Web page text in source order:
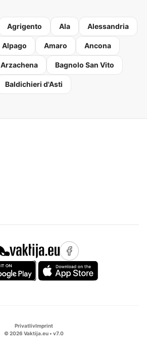
Agrigento Ala Alessandria
Alpago Amaro Ancona
Arzachena Bagnolo San Vito
Baldichieri d'Asti
PrivatlivImprint
©2026 Vaktija.eu • v7.0